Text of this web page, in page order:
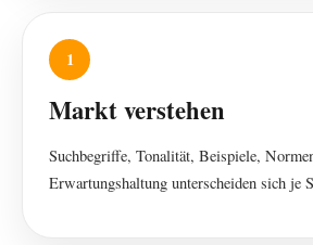
1
Markt verstehen
Suchbegriffe, Tonalität, Beispiele,
Erwartungshaltung unterscheiden sich je